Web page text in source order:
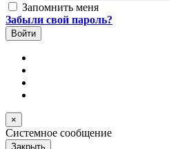
Запомнить меня
Забыли свой пароль?
×
Системное сообщение
Закрыть